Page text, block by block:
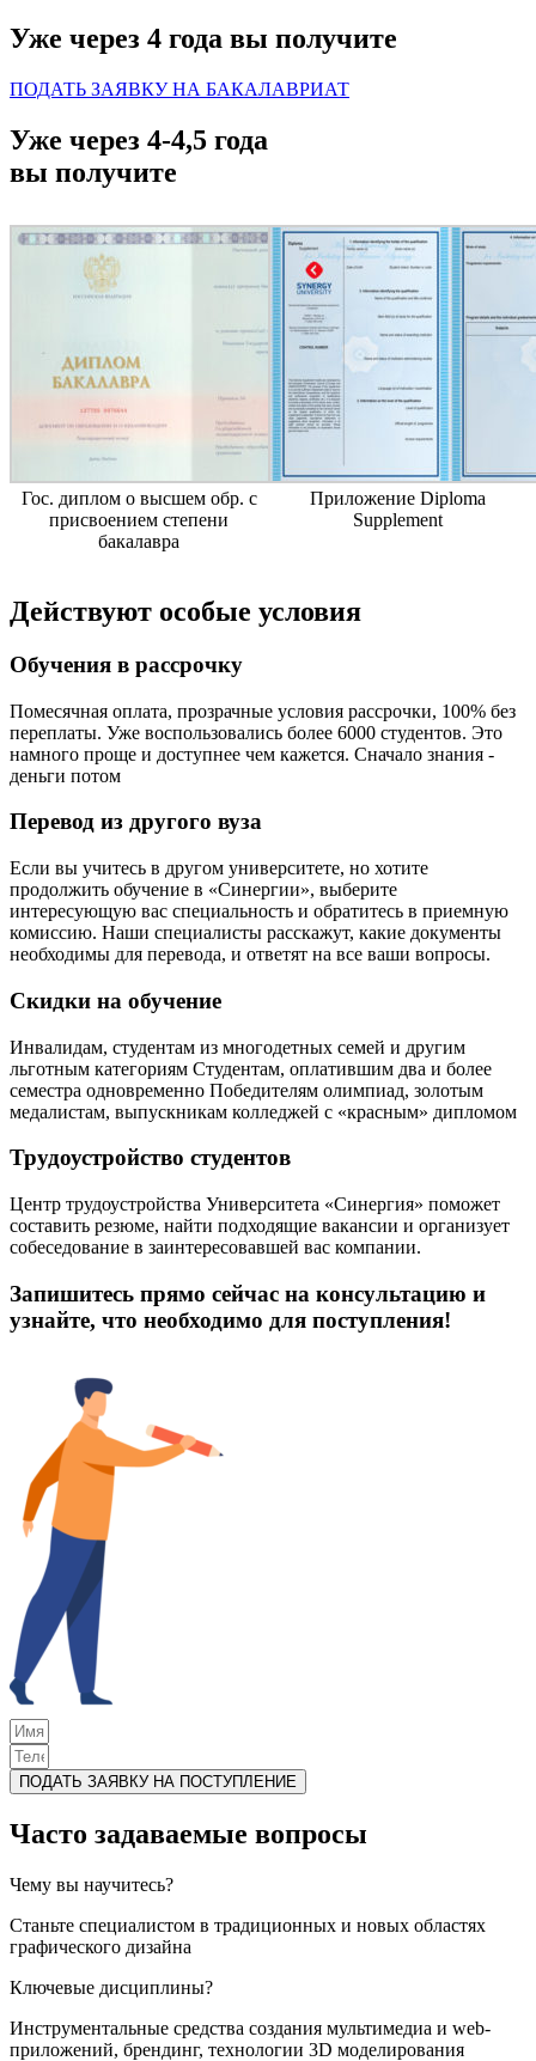
Уже через 4 года вы получите
ПОДАТЬ ЗАЯВКУ НА БАКАЛАВРИАТ
Уже через 4-4,5 года
вы получите
Гос. диплом о высшем обр. с
присвоением степени
бакалавра
Приложение Diploma
Supplement
Действуют особые условия
Обучения в рассрочку
Помесячная оплата, прозрачные условия рассрочки, 100% без
переплаты. Уже воспользовались более 6000 студентов. Это
намного проще и доступнее чем кажется. Сначало знания -
деньги потом
Перевод из другого вуза
Если вы учитесь в другом университете, но хотите
продолжить обучение в «Синергии», выберите
интересующую вас специальность и обратитесь в приемную
комиссию. Наши специалисты расскажут, какие документы
необходимы для перевода, и ответят на все ваши вопросы.
Скидки на обучение
Инвалидам, студентам из многодетных семей и другим
льготным категориям Студентам, оплатившим два и более
семестра одновременно Победителям олимпиад, золотым
медалистам, выпускникам колледжей с «красным» дипломом
Трудоустройство студентов
Центр трудоустройства Университета «Синергия» поможет
составить резюме, найти подходящие вакансии и организует
собеседование в заинтересовавшей вас компании.
Запишитесь прямо сейчас на консультацию и
узнайте, что необходимо для поступления!
ПОДАТЬ ЗАЯВКУ НА ПОСТУПЛЕНИЕ
Часто задаваемые вопросы
Чему вы научитесь?
Станьте специалистом в традиционных и новых областях
графического дизайна
Ключевые дисциплины?
Инструментальные средства создания мультимедиа и web-
приложений, брендинг, технологии 3D моделирования